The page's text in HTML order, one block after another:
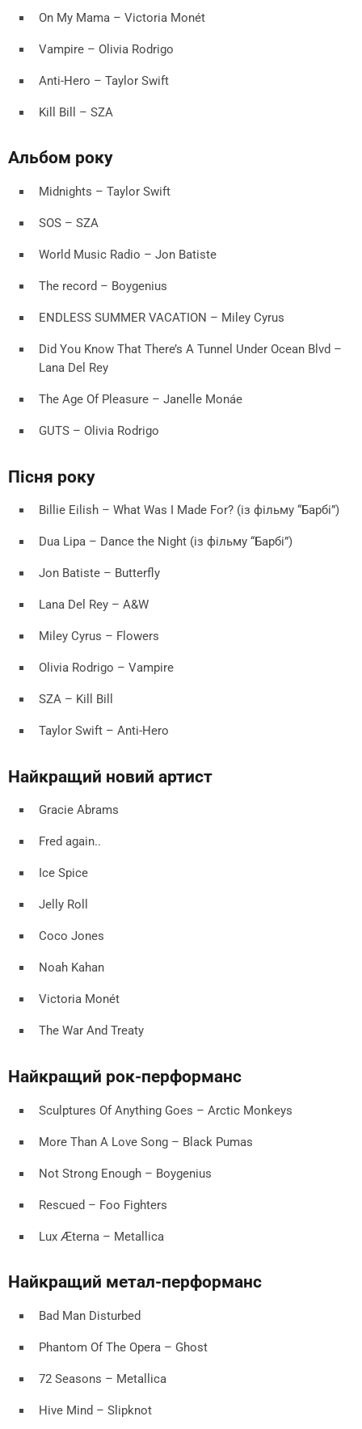
On My Mama – Victoria Monét
Vampire – Olivia Rodrigo
Anti-Hero – Taylor Swift
Kill Bill – SZA
Альбом року
Midnights – Taylor Swift
SOS – SZA
World Music Radio – Jon Batiste
The record – Boygenius
ENDLESS SUMMER VACATION – Miley Cyrus
Did You Know That There’s A Tunnel Under Ocean Blvd –
Lana Del Rey
The Age Of Pleasure – Janelle Monáe
GUTS – Olivia Rodrigo
Пісня року
Billie Eilish – What Was I Made For? (із фільму “Барбі”)
Dua Lipa – Dance the Night (із фільму “Барбі”)
Jon Batiste – Butterfly
Lana Del Rey – A&W
Miley Cyrus – Flowers
Olivia Rodrigo – Vampire
SZA – Kill Bill
Taylor Swift – Anti-Hero
Найкращий новий артист
Gracie Abrams
Fred again..
Ice Spice
Jelly Roll
Coco Jones
Noah Kahan
Victoria Monét
The War And Treaty
Найкращий рок-перформанс
Sculptures Of Anything Goes – Arctic Monkeys
More Than A Love Song – Black Pumas
Not Strong Enough – Boygenius
Rescued – Foo Fighters
Lux Æterna – Metallica
Найкращий метал-перформанс
Bad Man Disturbed
Phantom Of The Opera – Ghost
72 Seasons – Metallica
Hive Mind – Slipknot